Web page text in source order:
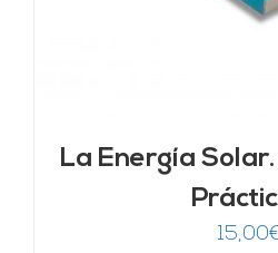
La Energía
15,00